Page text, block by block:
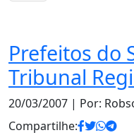
Prefeitos do
Tribunal
20/03/2007 | Por:
Compartilhe: